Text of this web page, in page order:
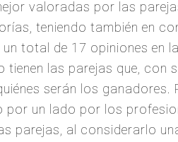
valoradas por las
teniendo también en
total de 17 opiniones en
las parejas que,
serán los
un lado por los
al considerarlo